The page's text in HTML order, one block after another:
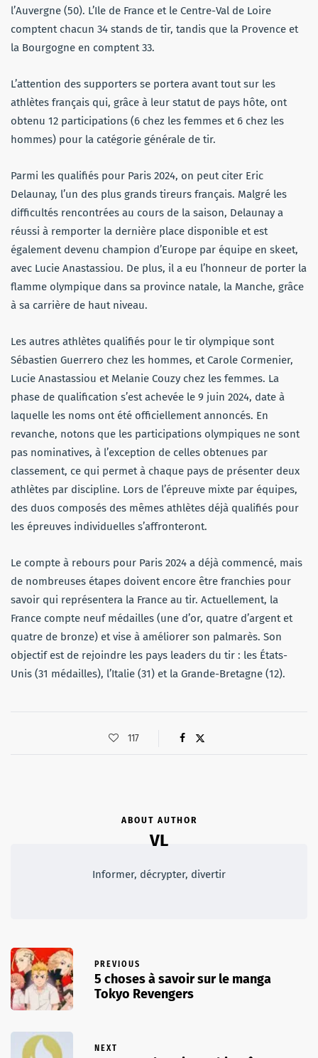
l’Auvergne (50). L’Ile de France et le Centre-Val de Loire
comptent chacun 34 stands de tir, tandis que la Provence et
la Bourgogne en comptent 33.
L’attention des supporters se portera avant tout sur les
athlètes français qui, grâce à leur statut de pays hôte, ont
obtenu 12 participations (6 chez les femmes et 6 chez les
hommes) pour la catégorie générale de tir.
Parmi les qualifiés pour Paris 2024, on peut citer Eric
Delaunay, l’un des plus grands tireurs français. Malgré les
difficultés rencontrées au cours de la saison, Delaunay a
réussi à remporter la dernière place disponible et est
également devenu champion d’Europe par équipe en skeet,
avec Lucie Anastassiou. De plus, il a eu l’honneur de porter la
flamme olympique dans sa province natale, la Manche, grâce
à sa carrière de haut niveau.
Les autres athlètes qualifiés pour le tir olympique sont
Sébastien Guerrero chez les hommes, et Carole Cormenier,
Lucie Anastassiou et Melanie Couzy chez les femmes. La
phase de qualification s’est achevée le 9 juin 2024, date à
laquelle les noms ont été officiellement annoncés. En
revanche, notons que les participations olympiques ne sont
pas nominatives, à l’exception de celles obtenues par
classement, ce qui permet à chaque pays de présenter deux
athlètes par discipline. Lors de l’épreuve mixte par équipes,
des duos composés des mêmes athlètes déjà qualifiés pour
les épreuves individuelles s’affronteront.
Le compte à rebours pour Paris 2024 a déjà commencé, mais
de nombreuses étapes doivent encore être franchies pour
savoir qui représentera la France au tir. Actuellement, la
France compte neuf médailles (une d’or, quatre d’argent et
quatre de bronze) et vise à améliorer son palmarès. Son
objectif est de rejoindre les pays leaders du tir : les États-
Unis (31 médailles), l’Italie (31) et la Grande-Bretagne (12).
117
ABOUT AUTHOR
VL
Informer, décrypter, divertir
PREVIOUS
5 choses à savoir sur le manga
Tokyo Revengers
NEXT